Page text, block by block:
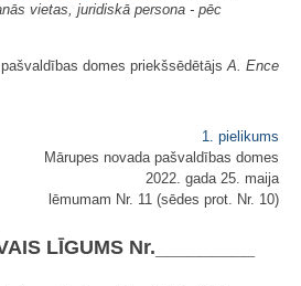
vietas, juridiskā persona - pēc
pašvaldības domes priekšsēdētājsA. Ence
1. pielikums
Mārupes novada pašvaldības domes
2022. gada 25. maija
lēmumam Nr. 11 (sēdes prot. Nr. 10)
LĪGUMS Nr._________